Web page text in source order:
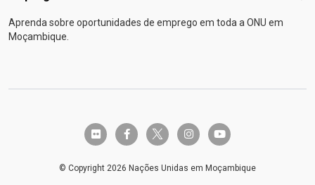
Aprenda sobre oportunidades de emprego em toda a ONU em
Moçambique.
flickr facebook-ftwitter-x instagramyoutube
© Copyright 2026 Nações Unidas em Moçambique